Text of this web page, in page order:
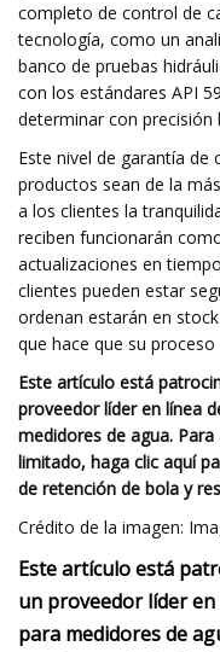
completo de control de
tecnología, como un
banco de pruebas
con los estándares API
determinar con precisión
Este nivel de garantía de
productos sean de la
a los clientes la
reciben funcionarán
actualizaciones en
clientes pueden estar
ordenan estarán en
que hace que su
Este artículo está
proveedor líder en línea
medidores de agua.
limitado, haga clic aquí
de retención de bola y
Crédito de la imagen:
Este artículo está
un proveedor líder
para medidores de